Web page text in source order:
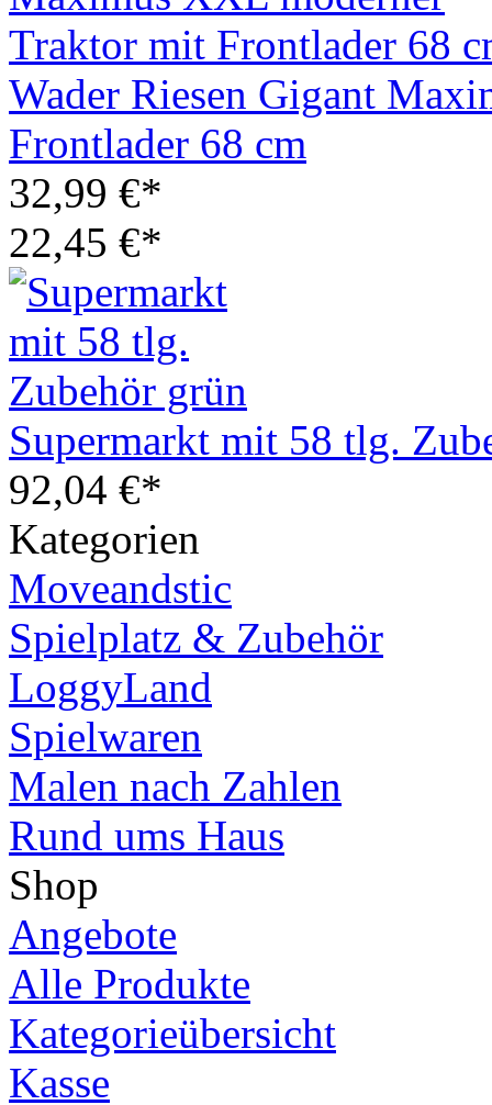
Wader Riesen Gigant
Frontlader 68 cm
32,99 €*
22,45 €*
Supermarkt mit 58 tlg.
92,04 €*
Kategorien
Moveandstic
Spielplatz & Zubehör
LoggyLand
Spielwaren
Malen nach Zahlen
Rund ums Haus
Shop
Angebote
Alle Produkte
Kategorieübersicht
Kasse